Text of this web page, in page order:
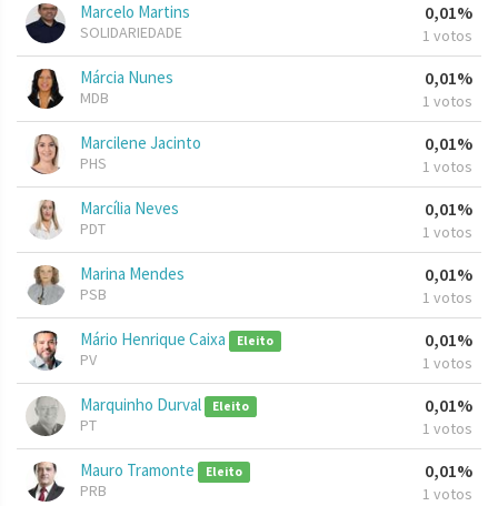
Marcelo Martins
SOLIDARIEDADE
0,01%
1 votos
Márcia Nunes
MDB
0,01%
1 votos
Marcilene Jacinto
PHS
0,01%
1 votos
Marcília Neves
PDT
0,01%
1 votos
Marina Mendes
PSB
0,01%
1 votos
Mário Henrique Caixa Eleito
PV
0,01%
1 votos
Marquinho Durval Eleito
PT
0,01%
1 votos
Mauro Tramonte Eleito
PRB
0,01%
1 votos